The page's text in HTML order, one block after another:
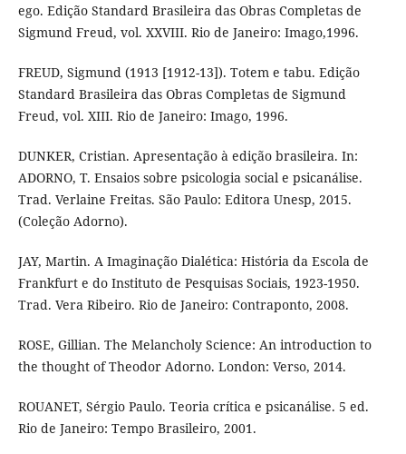
ego. Edição Standard Brasileira das Obras Completas de
Sigmund Freud, vol. XXVIII. Rio de Janeiro: Imago,1996.
FREUD, Sigmund (1913 [1912-13]). Totem e tabu. Edição
Standard Brasileira das Obras Completas de Sigmund
Freud, vol. XIII. Rio de Janeiro: Imago, 1996.
DUNKER, Cristian. Apresentação à edição brasileira. In:
ADORNO, T. Ensaios sobre psicologia social e psicanálise.
Trad. Verlaine Freitas. São Paulo: Editora Unesp, 2015.
(Coleção Adorno).
JAY, Martin. A Imaginação Dialética: História da Escola de
Frankfurt e do Instituto de Pesquisas Sociais, 1923-1950.
Trad. Vera Ribeiro. Rio de Janeiro: Contraponto, 2008.
ROSE, Gillian. The Melancholy Science: An introduction to
the thought of Theodor Adorno. London: Verso, 2014.
ROUANET, Sérgio Paulo. Teoria crítica e psicanálise. 5 ed.
Rio de Janeiro: Tempo Brasileiro, 2001.